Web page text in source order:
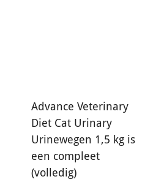
Advance Veterinary
Diet Cat Urinary
Urinewegen 1,5 kg is
een compleet
(volledig)